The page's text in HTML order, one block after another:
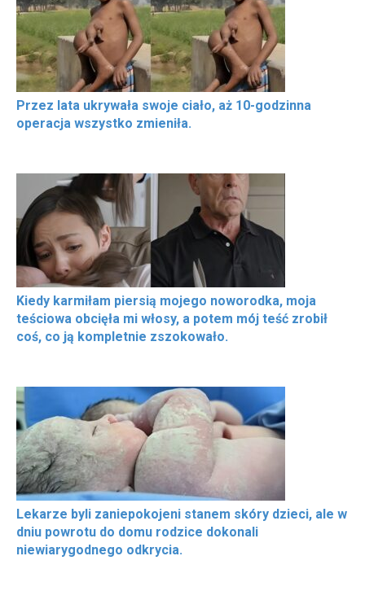
Przez lata ukrywała swoje ciało, aż 10-godzinna
operacja wszystko zmieniła.
Kiedy karmiłam piersią mojego noworodka, moja
teściowa obcięła mi włosy, a potem mój teść zrobił
coś, co ją kompletnie zszokowało.
Lekarze byli zaniepokojeni stanem skóry dzieci, ale w
dniu powrotu do domu rodzice dokonali
niewiarygodnego odkrycia.